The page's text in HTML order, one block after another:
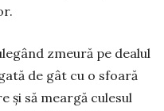
zmeură pe dealul
de gât cu o sfoară
și să meargă culesul